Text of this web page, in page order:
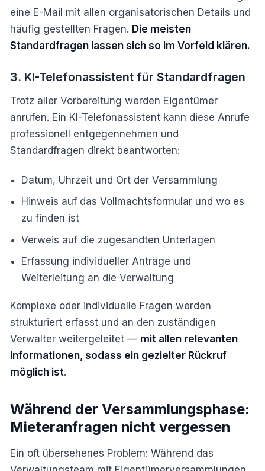
eine E-Mail mit allen organisatorischen Details und
häufig gestellten Fragen. Die meisten
Standardfragen lassen sich so im Vorfeld klären.
3. KI-Telefonassistent für Standardfragen
Trotz aller Vorbereitung werden Eigentümer
anrufen. Ein KI-Telefonassistent kann diese Anrufe
professionell entgegennehmen und
Standardfragen direkt beantworten:
Datum, Uhrzeit und Ort der Versammlung
Hinweis auf das Vollmachtsformular und wo es
zu finden ist
Verweis auf die zugesandten Unterlagen
Erfassung individueller Anträge und
Weiterleitung an die Verwaltung
Komplexe oder individuelle Fragen werden
strukturiert erfasst und an den zuständigen
Verwalter weitergeleitet — mit allen relevanten
Informationen, sodass ein gezielter Rückruf
möglich ist.
Während der Versammlungsphase:
Mieteranfragen nicht vergessen
Ein oft übersehenes Problem: Während das